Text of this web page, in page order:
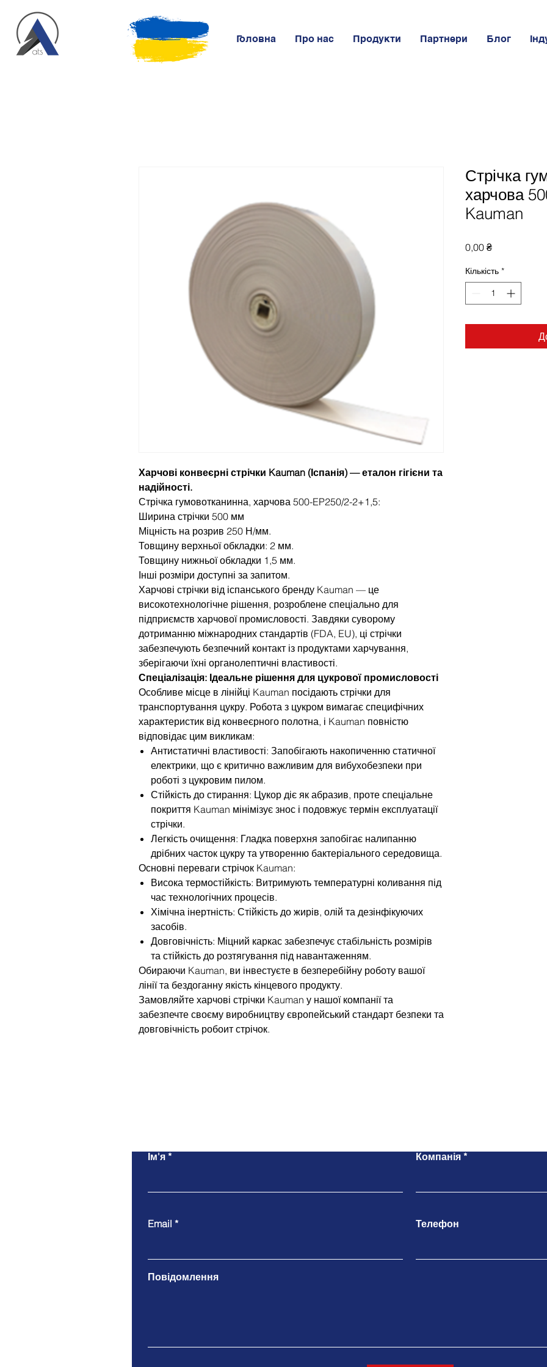
Головна Про нас Продукти Партнери Блог
Харчові конвеєрні стрічки Kauman (Іспанія) — еталон гігієни та
надійності.
Стрічка гумовотканинна, харчова 500-EP250/2-2+1,5:
Ширина стрічки 500 мм
Міцність на розрив 250 Н/мм.
Товщину верхньої обкладки: 2 мм.
Товщину нижньої обкладки 1,5 мм.
Інші розміри доступні за запитом.
Харчові стрічки від іспанського бренду Kauman — це
високотехнологічне рішення, розроблене спеціально для
підприємств харчової промисловості. Завдяки суворому
дотриманню міжнародних стандартів (FDA, EU), ці стрічки
забезпечують безпечний контакт із продуктами харчування,
зберігаючи їхні органолептичні властивості.
Спеціалізація: Ідеальне рішення для цукрової промисловості
Особливе місце в лінійці Kauman посідають стрічки для
транспортування цукру. Робота з цукром вимагає специфічних
характеристик від конвеєрного полотна, і Kauman повністю
відповідає цим викликам:
Антистатичні властивості: Запобігають накопиченню статичної
електрики, що є критично важливим для вибухобезпеки при
роботі з цукровим пилом.
Стійкість до стирання: Цукор діє як абразив, проте спеціальне
покриття Kauman мінімізує знос і подовжує термін експлуатації
стрічки.
Легкість очищення: Гладка поверхня запобігає налипанню
дрібних часток цукру та утворенню бактеріального середовища.
Основні переваги стрічок Kauman:
Висока термостійкість: Витримують температурні коливання під
час технологічних процесів.
Хімічна інертність: Стійкість до жирів, олій та дезінфікуючих
засобів.
Довговічність: Міцний каркас забезпечує стабільність розмірів
та стійкість до розтягування під навантаженням.
Обираючи Kauman, ви інвестуєте в безперебійну роботу вашої
лінії та бездоганну якість кінцевого продукту.
Замовляйте харчові стрічки Kauman у нашої компанії та
забезпечте своєму виробництву європейський стандарт безпеки та
довговічність робоит стрічок.
Стрічка
харчова
Kauman
0,00 ₴Ціна
Кількість *
Ім'я Компанія
Email Телефон
Повідомлення